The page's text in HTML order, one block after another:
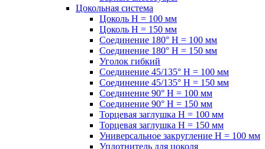
Цокольная система
Цоколь H = 100 мм
Цоколь H = 150 мм
Соединение 180° H = 100 мм
Соединение 180° H = 150 мм
Уголок гибкий
Соединение 45/135° H = 100 мм
Соединение 45/135° H = 150 мм
Соединение 90° H = 100 мм
Соединение 90° H = 150 мм
Торцевая заглушка H = 100 мм
Торцевая заглушка H = 150 мм
Универсальное закругление H = 100 мм
Уплотнитель для цоколя